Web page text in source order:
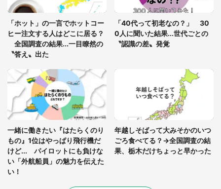
「孫にあげると思って、あなたにこれをあげる」
真夏の山道で見知らぬお婆さんに握らされたもの
（山口県・30代女性）
「ホット」の一言でホットコー
ヒー注文する人はどこに居る？
全国調査の結果...一目瞭然の
〝答え〟出た
「40代って初老なの？」 30
0人に聞いた結果...世代ごとの
〝認識の差〟発覚
一緒に働きたい『はたらくのり
もの』1位はやっぱり飛行機だ
けど... パイロットにも負けな
い「外航船員」の魅力を伝えた
い！
年越しそばって大みそかのいつ
ごろ食べてる？→全国調査の結
果、栃木だけちょっと早かった